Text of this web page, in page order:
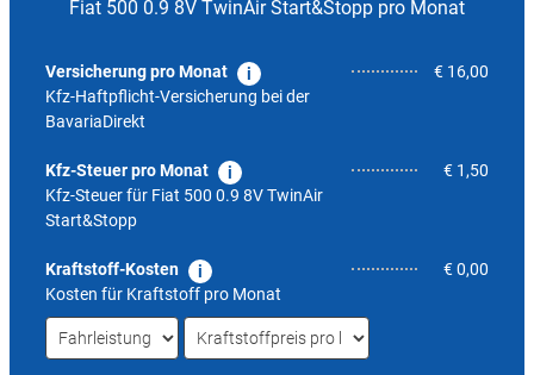
Fiat 500 0.9 8V TwinAir Start&Stopp pro Monat
Versicherung pro Monat
Kfz-Haftpflicht-Versicherung bei der
BavariaDirekt
€ 16,00
Kfz-Steuer pro Monat
Kfz-Steuer für Fiat 500 0.9 8V TwinAir
Start&Stopp
€ 1,50
Kraftstoff-Kosten
Kosten für Kraftstoff pro Monat
€ 0,00